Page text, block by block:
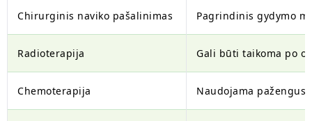
Chirurginis naviko pašalinimas Pagrindinis gydymo
Radioterapija Gali būti taikoma po
Chemoterapija Naudojama